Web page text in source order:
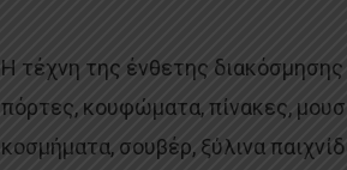
Η τέχνη της ένθετης
πόρτες, κουφώματα, πίνακες,
κοσμήματα, σουβέρ, ξύλινα